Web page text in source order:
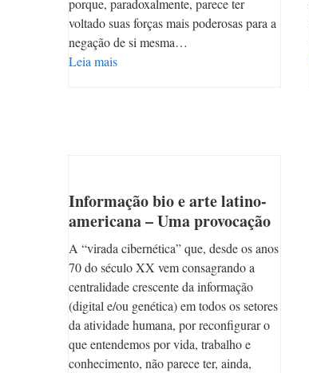
porque, paradoxalmente, parece ter
voltado suas forças mais poderosas para a
negação de si mesma…
Leia mais
Informação bio e arte latino-
americana – Uma provocação
A “virada cibernética” que, desde os anos
70 do século XX vem consagrando a
centralidade crescente da informação
(digital e/ou genética) em todos os setores
da atividade humana, por reconfigurar o
que entendemos por vida, trabalho e
conhecimento, não parece ter, ainda,